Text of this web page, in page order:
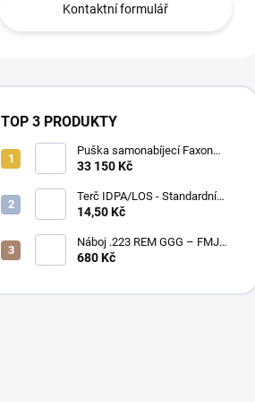
Kontaktní formulář
TOP 3 PRODUKTY
Puška samonabíjecí Faxon
Ascent pro AR-15 .223 Rem
33 150 Kč
Terč IDPA/LOS - Standardní
velikost
14,50 Kč
Náboj .223 REM GGG – FMJ
55gr / PAPÍROVÉ BALENÍ
680 Kč